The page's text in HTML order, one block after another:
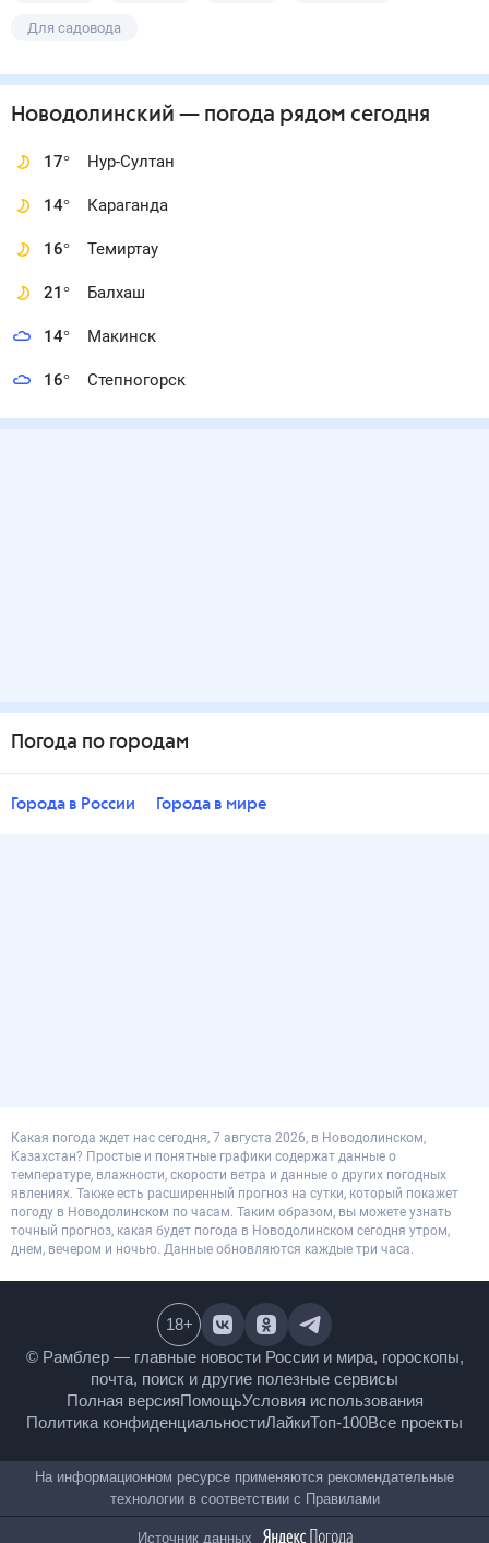
Для садовода
Новодолинский — погода рядом сегодня
17° Нур-Султан
14° Караганда
16° Темиртау
21° Балхаш
14° Макинск
16° Степногорск
Погода по городам
Города в России Города в мире
Какая погода ждет нас сегодня, 7 августа 2026, в Новодолинском,
Казахстан? Простые и понятные графики содержат данные о
температуре, влажности, скорости ветра и данные о других погодных
явлениях. Также есть расширенный прогноз на сутки, который покажет
погоду в Новодолинском по часам. Таким образом, вы можете узнать
точный прогноз, какая будет погода в Новодолинском сегодня утром,
днем, вечером и ночью. Данные обновляются каждые три часа.
© Рамблер — главные новости России и мира,
гороскопы, почта, поиск и другие полезные сервисы
Полная версияПомощьУсловия использования
Политика конфиденциальностиЛайкиТоп-100
18+
На информационном ресурсе применяются
рекомендательные технологии в соответствии сПравилами